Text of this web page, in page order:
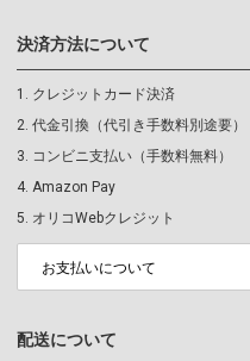
決済方法について
クレジットカード決済
代金引換（代引き手数料別途要）
コンビニ支払い（手数料無料）
Amazon Pay
オリコWebクレジット
お支払いについて
配送について